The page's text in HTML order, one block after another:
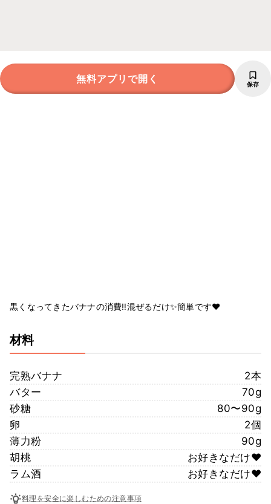
無料アプリで開く 保存
黒くなってきたバナナの消費‼️混ぜるだけ✨簡単です♥️
材料
完熟バナナ
2本
バター
70g
砂糖
80〜90g
卵
2個
薄力粉
90g
胡桃
お好きなだけ♥️
ラム酒
お好きなだけ♥️
料理を安全に楽しむための注意事項